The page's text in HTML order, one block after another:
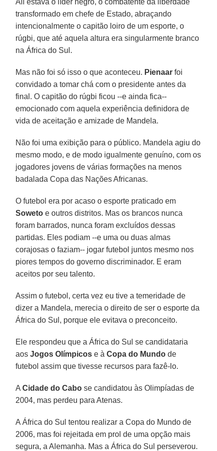
transformado em chefe de Estado, abraçando
intencionalmente o capitão loiro de um esporte, o
rúgbi, que até aquela altura era singularmente branco
na África do Sul.
Mas não foi só isso o que aconteceu. Pienaar foi
convidado a tomar chá com o presidente antes da
final. O capitão do rúgbi ficou --e ainda fica--
emocionado com aquela experiência definidora de
vida de aceitação e amizade de Mandela.
Não foi uma exibição para o público. Mandela agiu do
mesmo modo, e de modo igualmente genuíno, com os
jogadores jovens de várias formações na menos
badalada Copa das Nações Africanas.
O futebol era por acaso o esporte praticado em
Soweto e outros distritos. Mas os brancos nunca
foram barrados, nunca foram excluídos dessas
partidas. Eles podiam --e uma ou duas almas
corajosas o faziam-- jogar futebol juntos mesmo nos
piores tempos do governo discriminador. E eram
aceitos por seu talento.
Assim o futebol, certa vez eu tive a temeridade de
dizer a Mandela, merecia o direito de ser o esporte da
África do Sul, porque ele evitava o preconceito.
Ele respondeu que a África do Sul se candidataria
aosJogos Olímpicos e àCopa do Mundo de
futebol assim que tivesse recursos para fazê-lo.
ACidade do Cabo se candidatou às Olimpíadas de
2004, mas perdeu para Atenas.
A África do Sul tentou realizar a Copa do Mundo de
2006, mas foi rejeitada em prol de uma opção mais
segura, a Alemanha. Mas a África do Sul perseverou.